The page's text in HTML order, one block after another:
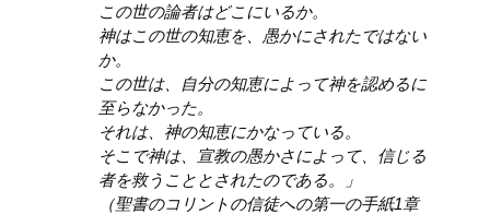
この世の論者はどこにいるか。
神はこの世の知恵を、愚かにされたではない
か。
この世は、自分の知恵によって神を認めるに
至らなかった。
それは、神の知恵にかなっている。
そこで神は、宣教の愚かさによって、信じる
者を救うこととされたのである。」
（聖書のコリントの信徒への第一の手紙1章